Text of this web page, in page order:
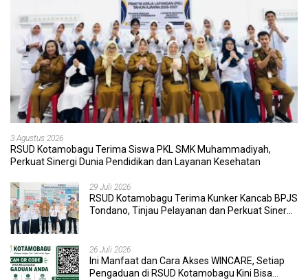
3 Agustus 2026
RSUD Kotamobagu Terima Siswa PKL SMK Muhammadiyah,
Perkuat Sinergi Dunia Pendidikan dan Layanan Kesehatan
29 Juli 2026
RSUD Kotamobagu Terima Kunker Kancab BPJS
Tondano, Tinjau Pelayanan dan Perkuat Sinergi
26 Juli 2026
Ini Manfaat dan Cara Akses WINCARE, Setiap
Pengaduan di RSUD Kotamobagu Kini Bisa